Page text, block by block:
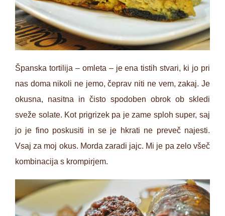
Španska tortilija – omleta – je ena tistih stvari, ki jo pri
nas doma nikoli ne jemo, čeprav niti ne vem, zakaj. Je
okusna, nasitna in čisto spodoben obrok ob skledi
sveže solate. Kot prigrizek pa je zame sploh super, saj
jo je fino poskusiti in se je hkrati ne preveč najesti.
Vsaj za moj okus. Morda zaradi jajc. Mi je pa zelo všeč
kombinacija s krompirjem.